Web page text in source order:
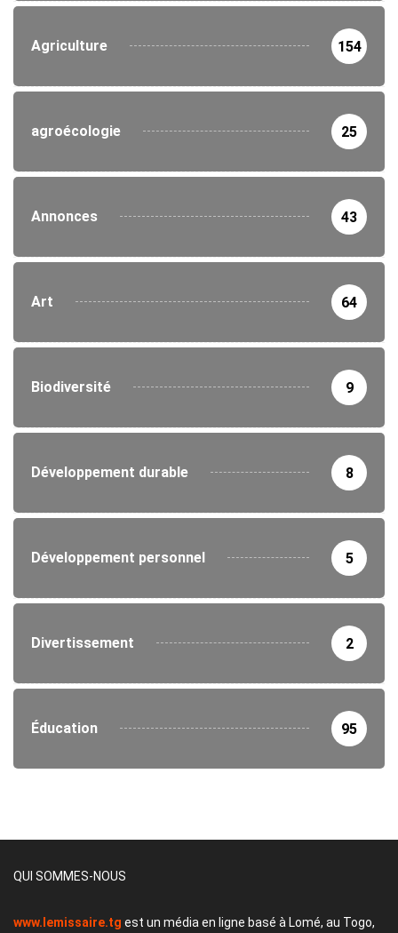
Agriculture 154
agroécologie 25
Annonces 43
Art 64
Biodiversité 9
Développement durable 8
Développement personnel 5
Divertissement 2
Éducation 95
QUI SOMMES-NOUS
www.lemissaire.tg est un média en ligne basé à Lomé, au Togo,